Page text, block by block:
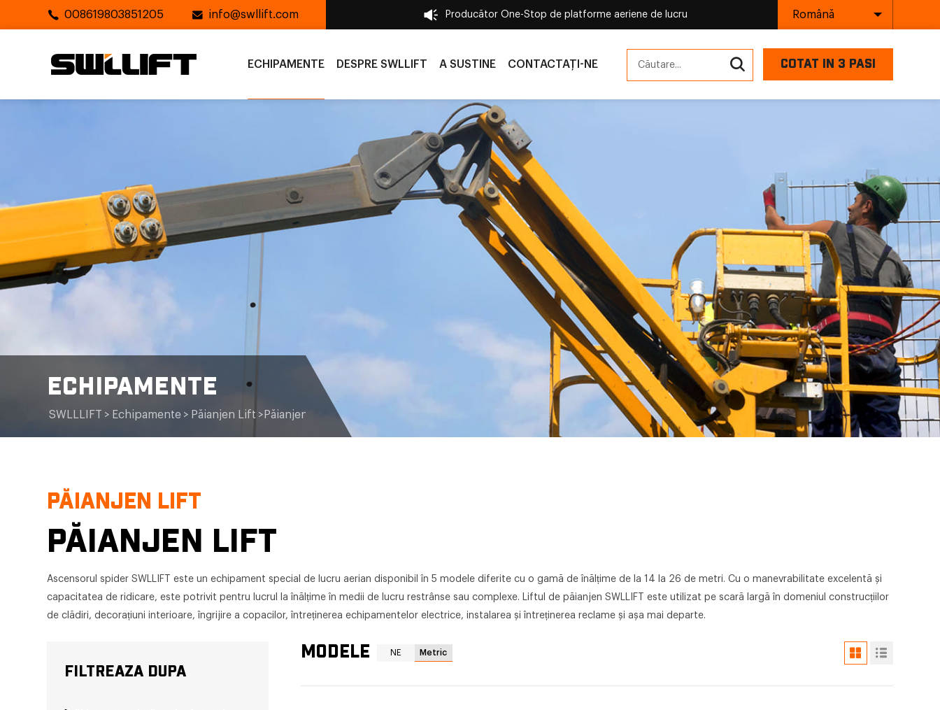
008619803851205 info@swllift.com Producător One-Stop de platforme aeriene de lucru Română
ECHIPAMENTE DESPRE SWLLIFT A SUSTINE CONTACTAŢI-NE COTAT IN 3 PASI
ECHIPAMENTE
SWLLLIFT > Echipamente > Păianjen Lift > Păianjen Lift
PĂIANJEN LIFT
PĂIANJEN LIFT
Ascensorul spider SWLLIFT este un echipament special de lucru aerian disponibil în 5 modele diferite cu o gamă de înălțime de la 14 la 26 de metri. Cu o manevrabilitate excelentă și
capacitatea de ridicare, este potrivit pentru lucrul la înălțime în medii de lucru restrânse sau complexe. Liftul de păianjen SWLLIFT este utilizat pe scară largă în domeniul construcțiilor
de clădiri, decorațiuni interioare, îngrijire a copacilor, întreținerea echipamentelor electrice, instalarea și întreținerea reclame și așa mai departe.
FILTREAZA DUPA
MODELE NE Metric